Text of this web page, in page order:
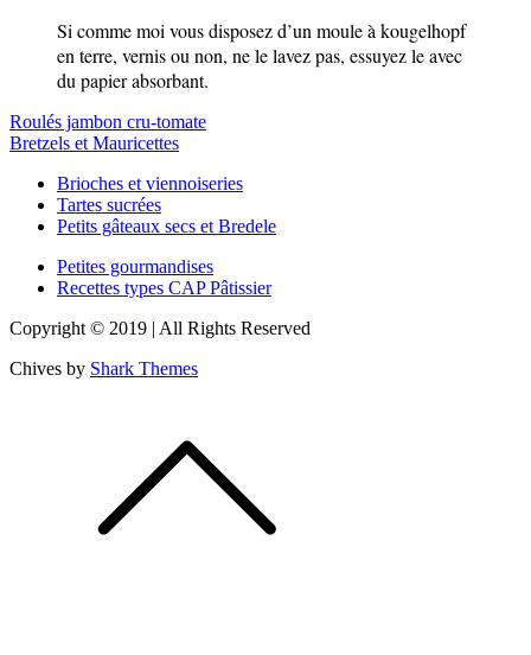
Si comme moi vous disposez d’un moule à kougelhopf
en terre, vernis ou non, ne le lavez pas, essuyez le avec
du papier absorbant.
Navigation
de
l’article
Roulés jambon cru-tomate
Bretzels et Mauricettes
Brioches et viennoiseries
Tartes sucrées
Petits gâteaux secs et Bredele
Petites gourmandises
Recettes types CAP Pâtissier
Copyright © 2019 | All Rights Reserved
Chives by Shark Themes